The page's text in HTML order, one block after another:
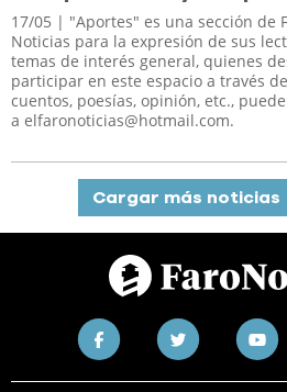
17/05 | "Aportes" es una sección de
Noticias para la expresión de sus
temas de interés general, quienes
participar en este espacio a través
cuentos, poesías, opinión, etc.,
a elfaronoticias@hotmail.com.
Cargar más noticias